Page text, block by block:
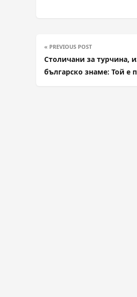
« PREVIOUS POST
Столичани за турчина,
българско знаме: Той е